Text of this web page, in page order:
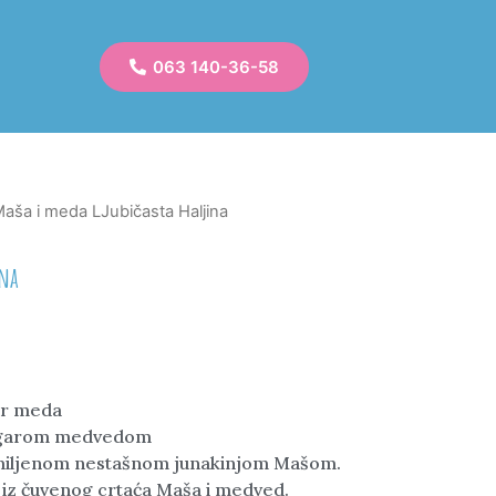
063 140-36-58
i meda LJubičasta Haljina
meda
medvedom
nestašnom junakinjom Mašom.
čuvenog crtaća Maša i medved.